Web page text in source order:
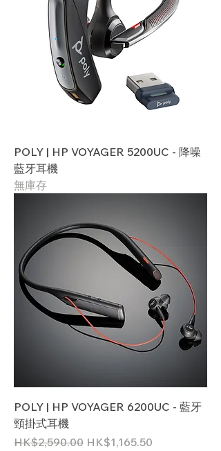
POLY | HP VOYAGER 5200UC - 降噪
藍牙耳機
無庫存
POLY | HP VOYAGER 6200UC - 藍牙
頸掛式耳機
一般價格
HK$2,590.00 促銷價格
HK$1,165.50